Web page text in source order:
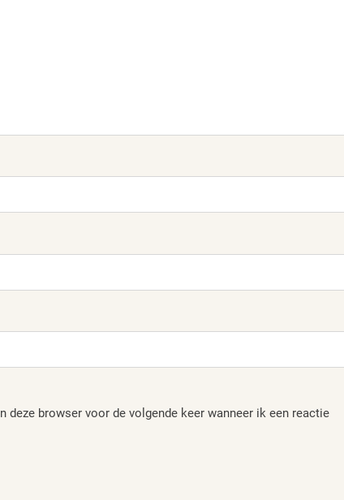
deze browser voor de volgende keer wanneer ik een reactie